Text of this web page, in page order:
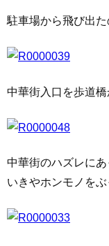
駐車場から飛び出た
中華街入口を歩道橋
中華街のハズレに
いきやホンモノをぶ